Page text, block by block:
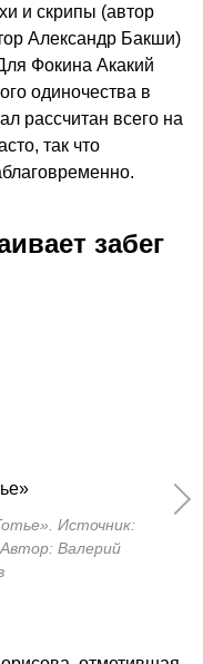
и скрипы (автор
Александр Бакши)
Фокина Акакий
одиночества в
рассчитан всего на
так что
забег
Источник:
Валерий